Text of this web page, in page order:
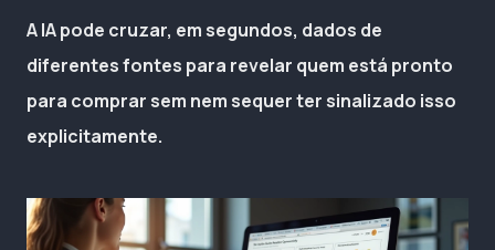
A IA pode cruzar, em segundos, dados de
diferentes fontes para revelar quem está pronto
para comprar sem nem sequer ter sinalizado isso
explicitamente.